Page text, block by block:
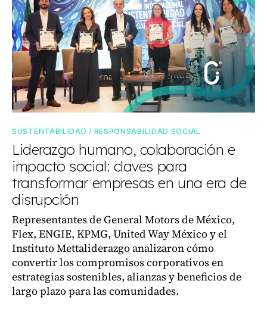
SUSTENTABILIDAD / RESPONSABILIDAD SOCIAL
Liderazgo humano, colaboración e
impacto social: claves para
transformar empresas en una era de
disrupción
Representantes de General Motors de México,
Flex, ENGIE, KPMG, United Way México y el
Instituto Mettaliderazgo analizaron cómo
convertir los compromisos corporativos en
estrategias sostenibles, alianzas y beneficios de
largo plazo para las comunidades.